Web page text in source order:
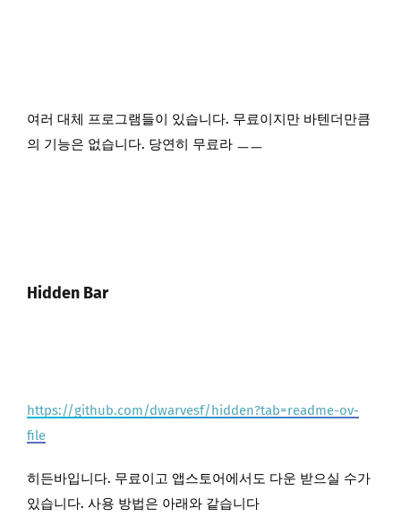
여러 대체 프로그램들이 있습니다. 무료이지만 바텐더만큼
의 기능은 없습니다. 당연히 무료라 ㅡㅡ
Hidden Bar
https://github.com/dwarvesf/hidden?tab=readme-ov-
file
히든바입니다. 무료이고 앱스토어에서도 다운 받으실 수가
있습니다. 사용 방법은 아래와 같습니다